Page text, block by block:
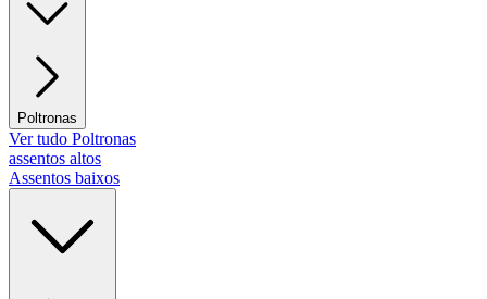
Poltronas
Ver tudo Poltronas
assentos altos
Assentos baixos